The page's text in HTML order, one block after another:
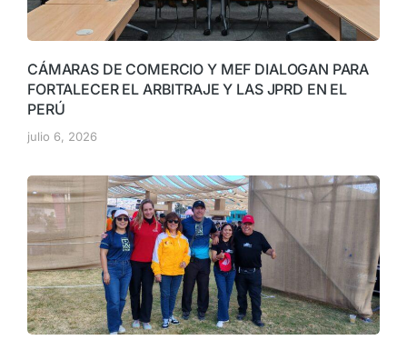
CÁMARAS DE COMERCIO Y MEF DIALOGAN PARA
FORTALECER EL ARBITRAJE Y LAS JPRD EN EL
PERÚ
julio 6, 2026